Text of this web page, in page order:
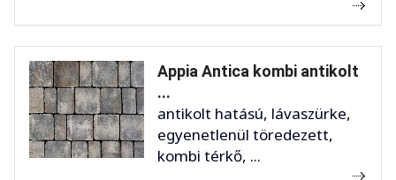
Appia Antica kombi antikolt
...
antikolt hatású, lávaszürke,
egyenetlenül töredezett,
kombi térkő, ...